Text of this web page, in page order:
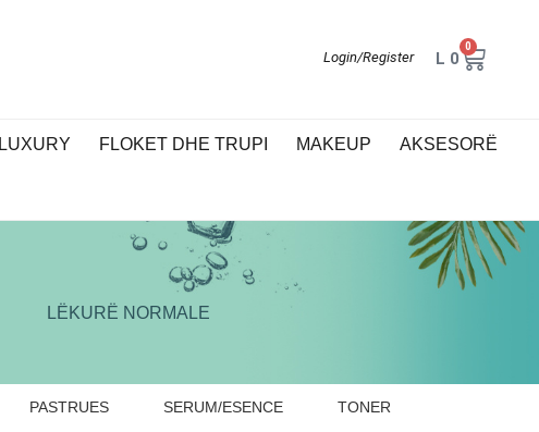
Login/Register L 0
0
LUXURY FLOKET DHE TRUPI MAKEUP AKSESORË
LËKURË NORMALE
PASTRUES SERUM/ESENCE TONER